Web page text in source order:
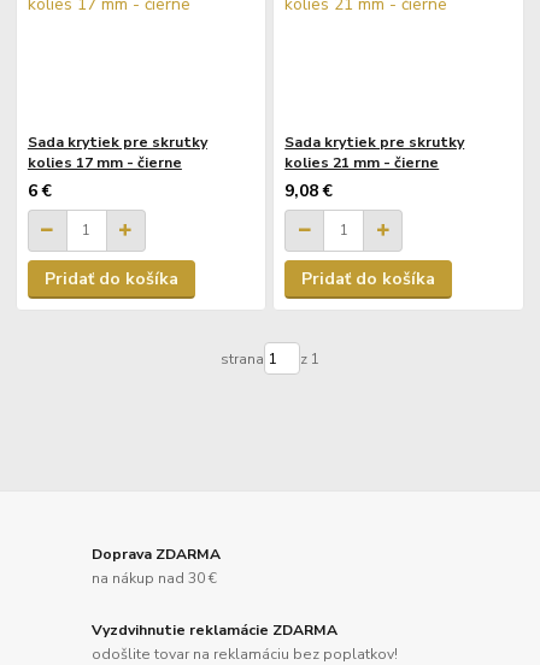
Sada krytiek pre skrutky
kolies 17 mm - čierne
6 €
Pridať do košíka
Sada krytiek pre skrutky
kolies 21 mm - čierne
9,08 €
Pridať do košíka
strana z 1
Doprava ZDARMA
na nákup nad 30 €
Vyzdvihnutie reklamácie ZDARMA
odošlite tovar na reklamáciu bez poplatkov!